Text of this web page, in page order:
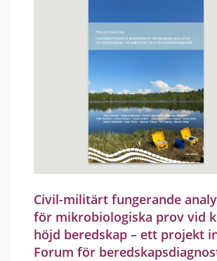
Civil-militärt fungerande
för mikrobiologiska prov vid
höjd beredskap – ett projekt
Forum för